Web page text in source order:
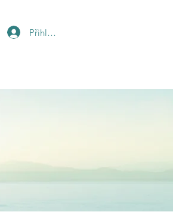
Přihlásit se